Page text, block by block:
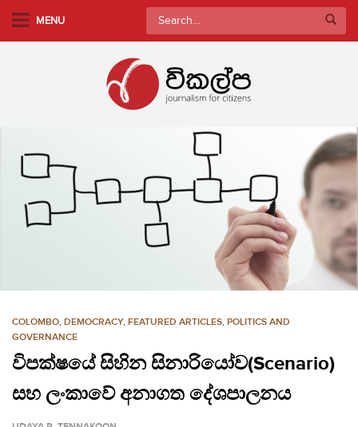
e
MENU
Search
for:
COLOMBO, DEMOCRACY, FEATURED ARTICLES, POLITICS AND
GOVERNANCE
විපක්ෂයේ සිහින සිනාරියෝව(Scenario)
සහ ලංකාවේ අනාගත දේශපාලනය